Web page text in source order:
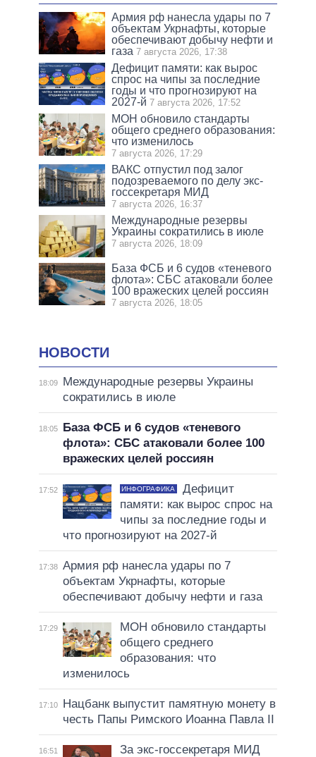
Армия рф нанесла удары по 7
объектам Укрнафты, которые
обеспечивают добычу нефти и
газа 7 августа 2026, 17:38
Дефицит памяти: как вырос
спрос на чипы за последние
годы и что прогнозируют на
2027-й 7 августа 2026, 17:52
МОН обновило стандарты
общего среднего образования:
что изменилось
7 августа 2026, 17:29
ВАКС отпустил под залог
подозреваемого по делу экс-
госсекретаря МИД
7 августа 2026, 16:37
Международные резервы
Украины сократились в июле
7 августа 2026, 18:09
База ФСБ и 6 судов «теневого
флота»: СБС атаковали более
100 вражеских целей россиян
7 августа 2026, 18:05
НОВОСТИ
18:09
Международные резервы Украины
сократились в июле
18:05
База ФСБ и 6 судов «теневого
флота»: СБС атаковали более 100
вражеских целей россиян
17:52 ИНФОГРАФИКА
Дефицит
памяти: как вырос спрос на
чипы за последние годы и
что прогнозируют на 2027-й
17:38 Армия рф нанесла удары по 7
объектам Укрнафты, которые
обеспечивают добычу нефти и газа
17:29
МОН обновило стандарты
общего среднего
образования: что
изменилось
17:10
Нацбанк выпустит памятную монету в
честь Папы Римского Иоанна Павла II
16:51
За экс-госсекретаря МИД